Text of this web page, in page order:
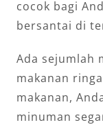
cocok bagi
bersantai di
Ada sejumlah
makanan
makanan,
minuman